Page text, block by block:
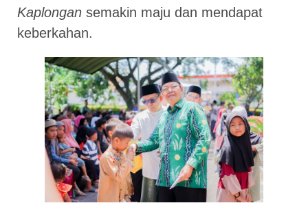
Kaplongan semakin maju dan mendapat
keberkahan.